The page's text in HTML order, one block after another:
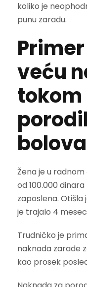
koliko je
punu zaradu.
veću
tokom
Žena je u
od 100.000
zaposlena.
je trajalo 4
Trudničko je
naknada zarade
kao prosek